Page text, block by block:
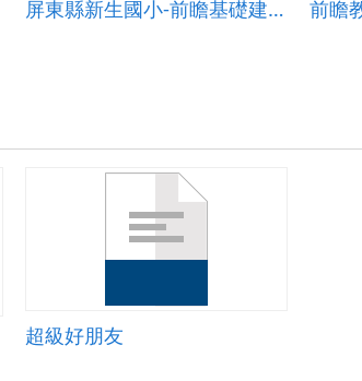
屏東縣新生國小-前瞻基礎建設-強化數位教學暨學習資訊應用環境--資訊科技融入教案
超級好朋友